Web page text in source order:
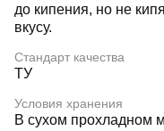
до кипения, но не
вкусу.
Стандарт качества
ТУ
Условия хранения
В сухом прохладном